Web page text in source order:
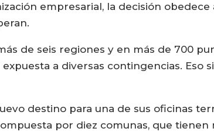
empresarial, la decisión obedece
de seis regiones y en más de 700
a diversas contingencias. Eso
destino para una de sus oficinas
por diez comunas, que tienen